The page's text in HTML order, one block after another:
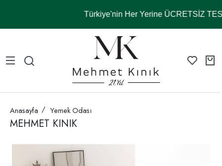
Türkiye'nin Her Yerine ÜCRETSİZ
Anasayfa Yemek Odası
MEHMET KINIK